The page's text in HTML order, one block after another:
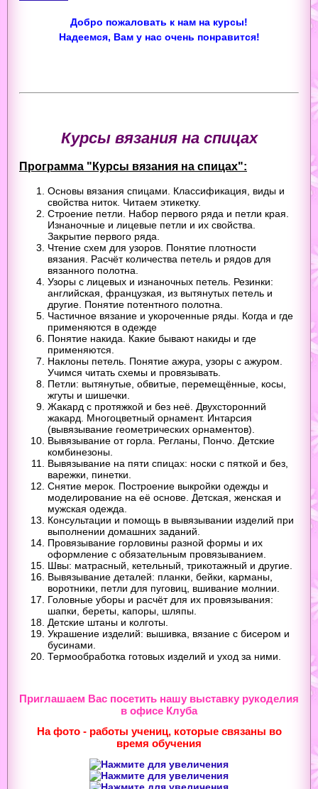
Добро пожаловать к нам на курсы!
Надеемся, Вам у нас очень понравится!
Курсы вязания на спицах
Программа "Курсы вязания на спицах":
Основы вязания спицами. Классификация, виды и
свойства ниток. Читаем этикетку.
Строение петли. Набор первого ряда и петли края.
Изнаночные и лицевые петли и их свойства.
Закрытие первого ряда.
Чтение схем для узоров. Понятие плотности
вязания. Расчёт количества петель и рядов для
вязанного полотна.
Узоры с лицевых и изнаночных петель. Резинки:
английская, французкая, из вытянутых петель и
другие. Понятие потентного полотна.
Частичное вязание и укороченные ряды. Когда и где
применяются в одежде
Понятие накида. Какие бывают накиды и где
применяются.
Наклоны петель. Понятие ажура, узоры с ажуром.
Учимся читать схемы и провязывать.
Петли: вытянутые, обвитые, перемещённые, косы,
жгуты и шишечки.
Жакард с протяжкой и без неё. Двухсторонний
жакард. Многоцветный орнамент. Интарсия
(вывязывание геометрических орнаментов).
Вывязывание от горла. Регланы, Пончо. Детские
комбинезоны.
Вывязывание на пяти спицах: носки с пяткой и без,
варежки, пинетки.
Снятие мерок. Построение выкройки одежды и
моделирование на её основе. Детская, женская и
мужская одежда.
Консультации и помощь в вывязывании изделий при
выполнении домашних заданий.
Провязывание горловины разной формы и их
оформление с обязательным провязыванием.
Швы: матрасный, кетельный, трикотажный и другие.
Вывязывание деталей: планки, бейки, карманы,
воротники, петли для пуговиц, вшивание молнии.
Головные уборы и расчёт для их провязывания:
шапки, береты, капоры, шляпы.
Детские штаны и колготы.
Украшение изделий: вышивка, вязание с бисером и
бусинами.
Термообработка готовых изделий и уход за ними.
Приглашаем Вас посетить нашу выставку рукоделия
в офисе Клуба
На фото - работы учениц, которые связаны во
время обучения